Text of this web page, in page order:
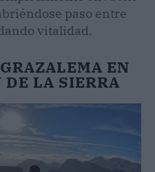
paso entre
vitalidad.
EN
DE LA SIERRA